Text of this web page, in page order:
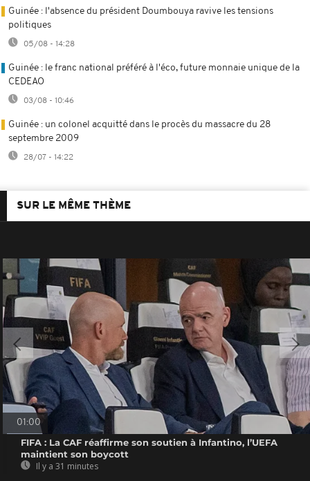
Guinée : l'absence du président Doumbouya ravive les tensions
politiques
05/08 - 14:28
Guinée : le franc national préféré à l'éco, future monnaie unique de la
CEDEAO
03/08 - 10:46
Guinée : un colonel acquitté dans le procès du massacre du 28
septembre 2009
28/07 - 14:22
SUR LE MÊME THÈME
01:00
FIFA : La CAF réaffirme son soutien à Infantino, l’UEFA
maintient son boycott
Il y a 31 minutes